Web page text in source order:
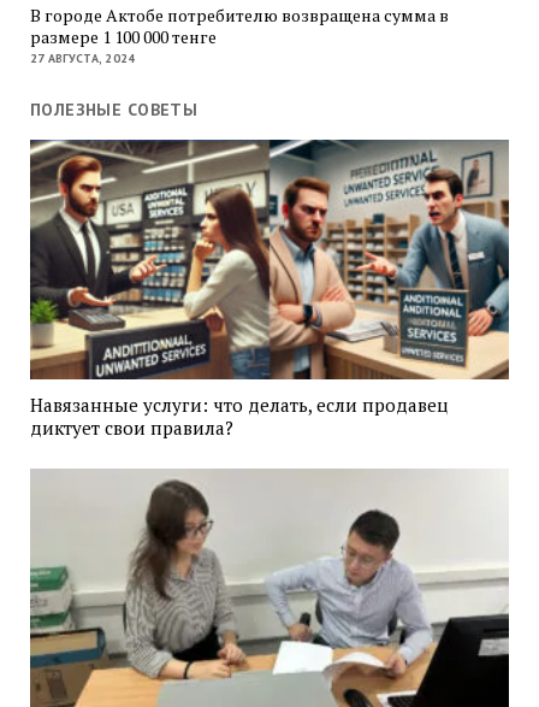
В городе Актобе потребителю возвращена сумма в
размере 1 100 000 тенге
27 АВГУСТА, 2024
ПОЛЕЗНЫЕ СОВЕТЫ
Навязанные услуги: что делать, если продавец
диктует свои правила?